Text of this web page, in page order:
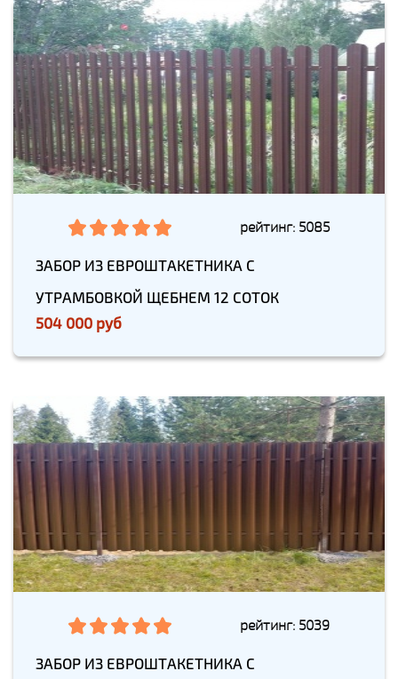
рейтинг: 5085
ЗАБОР ИЗ ЕВРОШТАКЕТНИКА С
УТРАМБОВКОЙ ЩЕБНЕМ 12 СОТОК
504 000 руб
рейтинг: 5039
ЗАБОР ИЗ ЕВРОШТАКЕТНИКА С